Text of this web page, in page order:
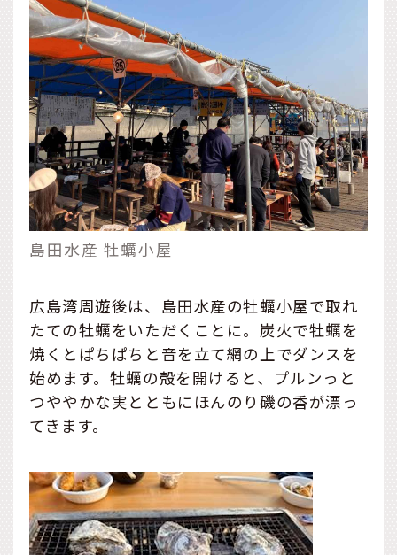
島田水産 牡蠣小屋
広島湾周遊後は、島田水産の牡蠣小屋で取れ
たての牡蠣をいただくことに。炭火で牡蠣を
焼くとぱちぱちと音を立て網の上でダンスを
始めます。牡蠣の殻を開けると、プルンっと
つややかな実とともにほんのり磯の香が漂っ
てきます。